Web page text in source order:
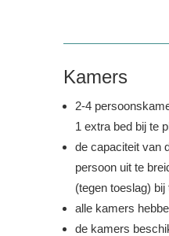
Kamers
2-4
1 extra bed bij te
de capaciteit van
persoon uit te
(tegen toeslag)
alle kamers
de kamers